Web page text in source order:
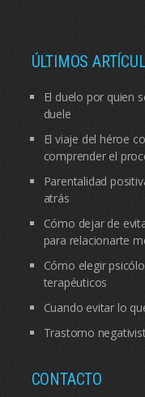
ÚLTIMOS
El duelo por quien
duele
El viaje del héroe
comprender el
Parentalidad
atrás
Cómo dejar de
para relacionarte
Cómo elegir
terapéuticos
Cuando evitar lo
Trastorno
CONTACTO